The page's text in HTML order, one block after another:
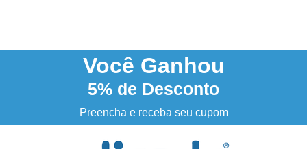
NOSSO INSTAGRAM @alianda_oficial
3% DESCONTO à vista no boleto ou pix
Você Ganhou
5% de Desconto
Preencha e receba seu cupom